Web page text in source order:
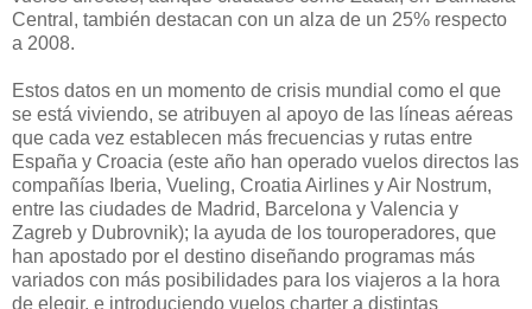
Central, también destacan con un alza de un 25% respecto
a 2008.
Estos datos en un momento de crisis mundial como el que
se está viviendo, se atribuyen al apoyo de las líneas aéreas
que cada vez establecen más frecuencias y rutas entre
España y Croacia (este año han operado vuelos directos las
compañías Iberia, Vueling, Croatia Airlines y Air Nostrum,
entre las ciudades de Madrid, Barcelona y Valencia y
Zagreb y Dubrovnik); la ayuda de los touroperadores, que
han apostado por el destino diseñando programas más
variados con más posibilidades para los viajeros a la hora
de elegir, e introduciendo vuelos charter a distintas